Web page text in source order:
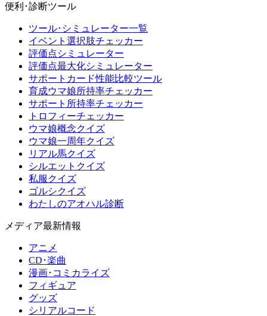
便利･診断ツール
ツール･シミュレーター一覧
イベント選択肢チェッカー
評価点シミュレーター
評価点最大化シミュレーター
サポートカード性能比較ツール
育成ウマ娘所持率チェッカー
サポート所持率チェッカー
トロフィーチェッカー
ウマ娘概念クイズ
ウマ娘一周年クイズ
リアル馬クイズ
シルエットクイズ
私服クイズ
ゴルシクイズ
わたしのアオハル診断
メディア最新情報
アニメ
CD･楽曲
漫画･コミカライズ
フィギュア
グッズ
シリアルコード